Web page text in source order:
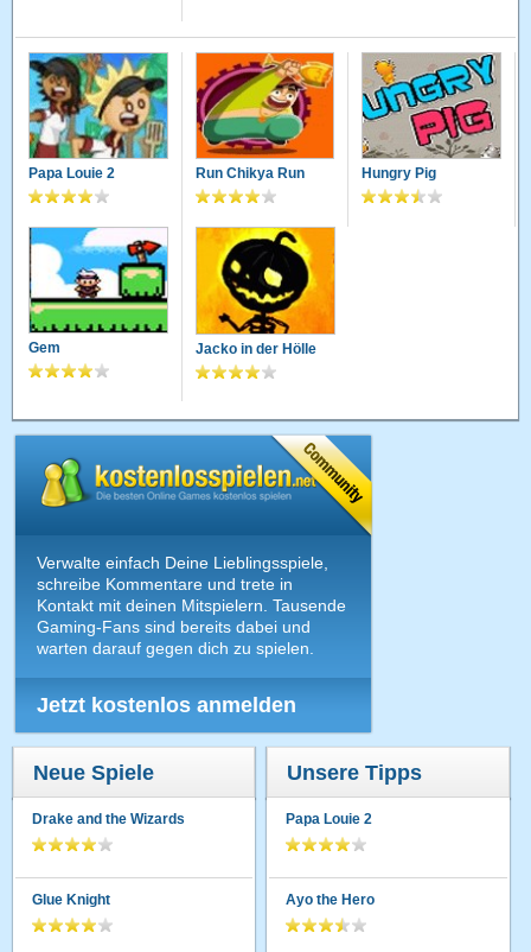
Papa Louie 2 Run Chikya Run Hungry Pig
Gem Jacko in der Hölle
Verwalte einfach Deine Lieblingsspiele,
schreibe Kommentare und trete in
Kontakt mit deinen Mitspielern. Tausende
Gaming-Fans sind bereits dabei und
warten darauf gegen dich zu spielen.
Jetzt kostenlos anmelden
Neue Spiele
Drake and the Wizards
Glue Knight
Unsere Tipps
Papa Louie 2
Ayo the Hero